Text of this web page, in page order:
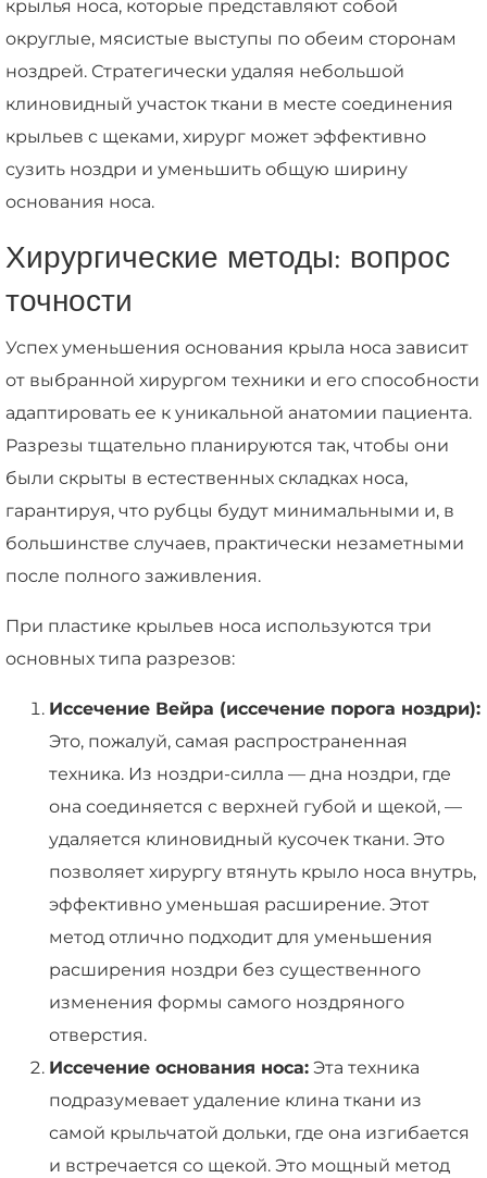
крылья носа, которые представляют собой
округлые, мясистые выступы по обеим сторонам
ноздрей. Стратегически удаляя небольшой
клиновидный участок ткани в месте соединения
крыльев с щеками, хирург может эффективно
сузить ноздри и уменьшить общую ширину
основания носа.
Хирургические методы: вопрос
точности
Успех уменьшения основания крыла носа зависит
от выбранной хирургом техники и его способности
адаптировать ее к уникальной анатомии пациента.
Разрезы тщательно планируются так, чтобы они
были скрыты в естественных складках носа,
гарантируя, что рубцы будут минимальными и, в
большинстве случаев, практически незаметными
после полного заживления.
При пластике крыльев носа используются три
основных типа разрезов:
Иссечение Вейра (иссечение порога ноздри):
Это, пожалуй, самая распространенная
техника. Из ноздри-силла — дна ноздри, где
она соединяется с верхней губой и щекой, —
удаляется клиновидный кусочек ткани. Это
позволяет хирургу втянуть крыло носа внутрь,
эффективно уменьшая расширение. Этот
метод отлично подходит для уменьшения
расширения ноздри без существенного
изменения формы самого ноздряного
отверстия.
Иссечение основания носа: Эта техника
подразумевает удаление клина ткани из
самой крыльчатой дольки, где она изгибается
и встречается со щекой. Это мощный метод